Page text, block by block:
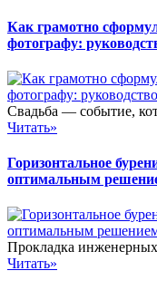
Как грамотно
фотографу:
Свадьба — событие,
Читать»
Горизонтальное
оптимальным
Прокладка
Читать»